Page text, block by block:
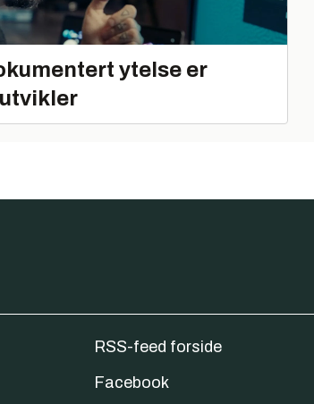
ytelse er
RSS-feed forside
Facebook